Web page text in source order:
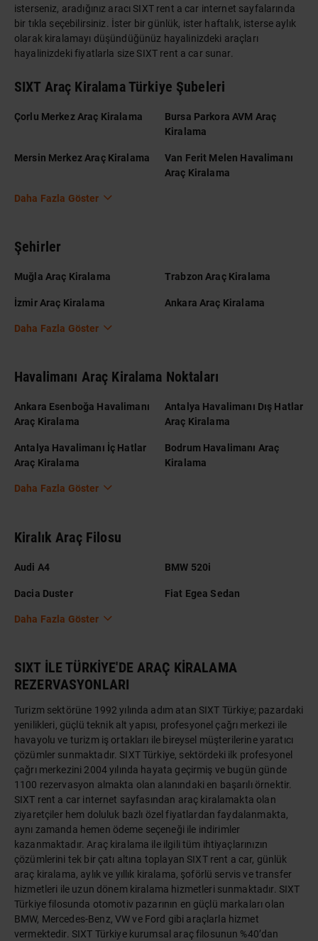
isterseniz, aradığınız aracı SIXT rent a car internet sayfalarında
bir tıkla seçebilirsiniz. İster bir günlük, ister haftalık, isterse aylık
olarak kiralamayı düşündüğünüz hayalinizdeki araçları
hayalinizdeki fiyatlarla size SIXT rent a car sunar.
SIXT Araç Kiralama Türkiye Şubeleri
Çorlu Merkez Araç Kiralama
Bursa Parkora AVM Araç
Kiralama
Mersin Merkez Araç Kiralama
Van Ferit Melen Havalimanı
Araç Kiralama
Daha Fazla Göster
Şehirler
Muğla Araç Kiralama Trabzon Araç Kiralama
İzmir Araç Kiralama Ankara Araç Kiralama
Daha Fazla Göster
Havalimanı Araç Kiralama Noktaları
Ankara Esenboğa Havalimanı
Araç Kiralama
Antalya Havalimanı Dış Hatlar
Araç Kiralama
Antalya Havalimanı İç Hatlar
Araç Kiralama
Bodrum Havalimanı Araç
Kiralama
Daha Fazla Göster
Kiralık Araç Filosu
Audi A4 BMW 520i
Dacia Duster Fiat Egea Sedan
Daha Fazla Göster
SIXT İLE TÜRKİYE'DE ARAÇ KİRALAMA
REZERVASYONLARI
Turizm sektörüne 1992 yılında adım atan SIXT Türkiye; pazardaki
yenilikleri, güçlü teknik alt yapısı, profesyonel çağrı merkezi ile
havayolu ve turizm iş ortakları ile bireysel müşterilerine yaratıcı
çözümler sunmaktadır. SIXT Türkiye, sektördeki ilk profesyonel
çağrı merkezini 2004 yılında hayata geçirmiş ve bugün günde
1100 rezervasyon almakta olan alanındaki en başarılı örnektir.
SIXT rent a car internet sayfasından araç kiralamakta olan
ziyaretçiler hem doluluk bazlı özel fiyatlardan faydalanmakta,
aynı zamanda hemen ödeme seçeneği ile indirimler
kazanmaktadır. Araç kiralama ile ilgili tüm ihtiyaçlarınızın
çözümlerini tek bir çatı altına toplayan SIXT rent a car, günlük
araç kiralama, aylık ve yıllık kiralama, şoförlü servis ve transfer
hizmetleri ile uzun dönem kiralama hizmetleri sunmaktadır. SIXT
Türkiye filosunda otomotiv pazarının en güçlü markaları olan
BMW, Mercedes-Benz, VW ve Ford gibi araçlarla hizmet
vermektedir. SIXT Türkiye kurumsal araç filosunun %40’dan